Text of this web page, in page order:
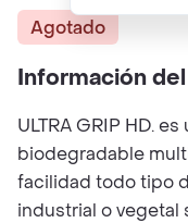
Agotado
Información
ULTRA GRIP HD.
biodegradable
facilidad todo tipo
industrial o